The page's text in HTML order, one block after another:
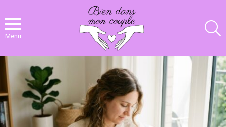
Menu
NOS
DERNIERS
ARTICLES